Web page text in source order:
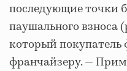
последующие точки
паушального взноса
который
франчайзеру. —